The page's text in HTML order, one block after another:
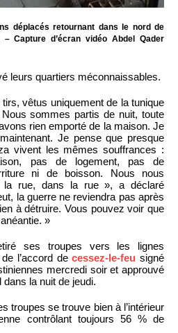
déplacés retournant dans le nord de
Capture d’écran vidéo Abdel Qader
leurs quartiers méconnaissables.
vêtus uniquement de la tunique
sommes partis de nuit, toute
rien emporté de la maison. Je
Je pense que presque
vivent les mêmes souffrances :
pas de logement, pas de
ni de boisson. Nous nous
la rue, dans la rue », a déclaré
la guerre ne reviendra pas après
à détruire. Vous pouvez voir que
»
ses troupes vers les lignes
l’accord decessez-le-feu signé
mercredi soir et approuvé
la nuit de jeudi.
troupes se trouve bien à l’intérieur
contrôlant toujours 56 % de